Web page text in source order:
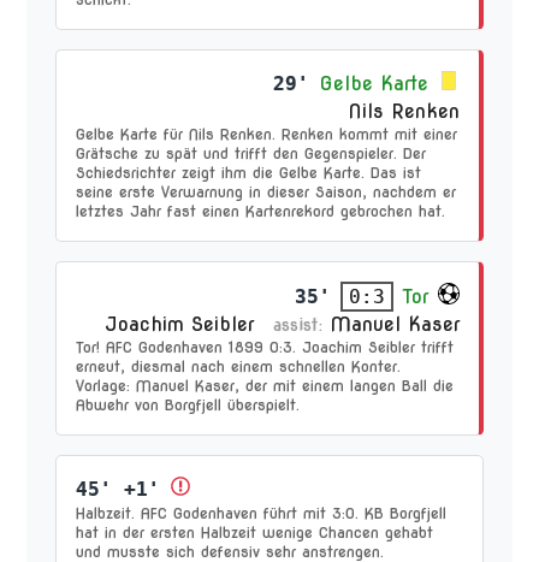
29'
Gelbe Karte
Nils Renken
Gelbe Karte für Nils Renken. Renken kommt mit einer
Grätsche zu spät und trifft den Gegenspieler. Der
Schiedsrichter zeigt ihm die Gelbe Karte. Das ist
seine erste Verwarnung in dieser Saison, nachdem er
letztes Jahr fast einen Kartenrekord gebrochen hat.
35' 0:3
Tor
Joachim Seibler
assist: Manuel Kaser
Tor! AFC Godenhaven 1899 0:3. Joachim Seibler trifft
erneut, diesmal nach einem schnellen Konter.
Vorlage: Manuel Kaser, der mit einem langen Ball die
Abwehr von Borgfjell überspielt.
45' +1'
Halbzeit. AFC Godenhaven führt mit 3:0. KB Borgfjell
hat in der ersten Halbzeit wenige Chancen gehabt
und musste sich defensiv sehr anstrengen.